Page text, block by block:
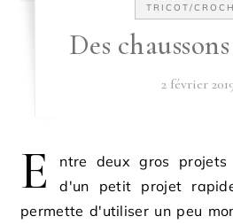
TRICOT/
Des
2 février
E
ntre deux gros
d'un petit projet
permette d'utiliser un peu